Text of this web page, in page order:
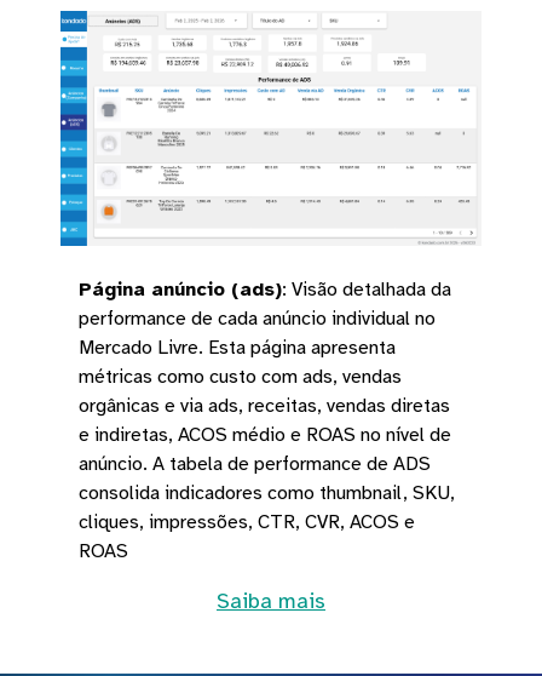
Página anúncio (ads): Visão detalhada da
performance de cada anúncio individual no
Mercado Livre. Esta página apresenta
métricas como custo com ads, vendas
orgânicas e via ads, receitas, vendas diretas
e indiretas, ACOS médio e ROAS no nível de
anúncio. A tabela de performance de ADS
consolida indicadores como thumbnail, SKU,
cliques, impressões, CTR, CVR, ACOS e
ROAS
Saiba mais